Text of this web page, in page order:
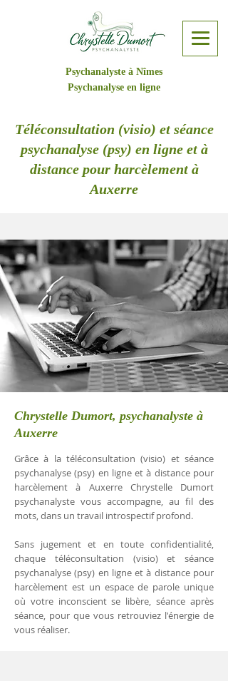
Psychanalyste à Nîmes
Psychanalyse en ligne
Téléconsultation (visio) et séance
psychanalyse (psy) en ligne et à
distance pour harcèlement à
Auxerre
Chrystelle Dumort, psychanalyste à
Auxerre
Grâce à la téléconsultation (visio) et séance
psychanalyse (psy) en ligne et à distance pour
harcèlement à Auxerre Chrystelle Dumort
psychanalyste vous accompagne, au fil des
mots, dans un travail introspectif profond.
Sans jugement et en toute confidentialité,
chaque téléconsultation (visio) et séance
psychanalyse (psy) en ligne et à distance pour
harcèlement est un espace de parole unique
où votre inconscient se libère, séance après
séance, pour que vous retrouviez l'énergie de
vous réaliser.